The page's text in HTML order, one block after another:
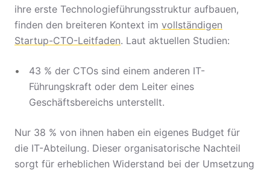
ihre erste Technologieführungsstruktur aufbauen,
finden den breiteren Kontext im vollständigen
Startup-CTO-Leitfaden. Laut aktuellen Studien:
43 % der CTOs sind einem anderen IT-
Führungskraft oder dem Leiter eines
Geschäftsbereichs unterstellt.
Nur 38 % von ihnen haben ein eigenes Budget für
die IT-Abteilung. Dieser organisatorische Nachteil
sorgt für erheblichen Widerstand bei der Umsetzung